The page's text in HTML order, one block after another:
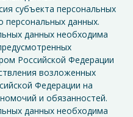
субъекта персональных
персональных данных.
данных необходима
Российской Федерации
возложенных
Федерации на
и обязанностей.
данных необходима